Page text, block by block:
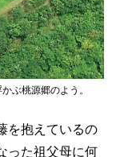
ぶ桃源郷のよう。
を抱えているの
った祖父母に何